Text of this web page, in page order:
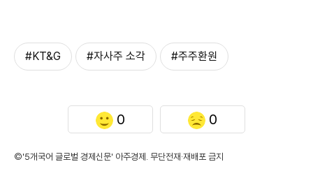
#KT&G #자사주 소각 #주주환원
0 0
©'5개국어 글로벌 경제신문' 아주경제. 무단전재·재배포 금지